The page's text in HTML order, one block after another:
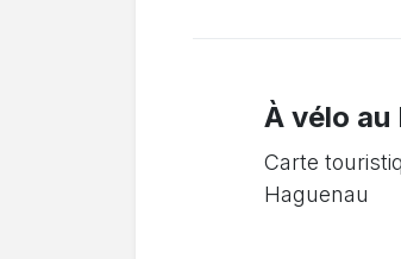
À vélo au
Carte
Haguenau